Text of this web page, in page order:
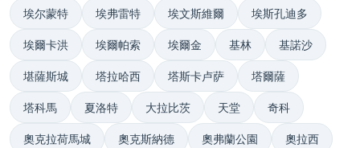
埃尔蒙特 埃弗雷特 埃文斯維爾 埃斯孔迪多
埃爾卡洪 埃爾帕索 埃爾金 基林 基諾沙
堪薩斯城 塔拉哈西 塔斯卡卢萨 塔爾薩
塔科馬 夏洛特 大拉比茨 天堂 奇科
奧克拉荷馬城 奧克斯納德 奧弗蘭公園 奧拉西